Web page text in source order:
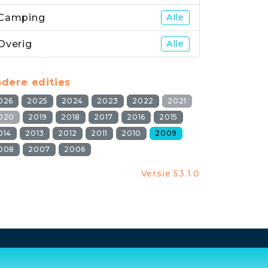
Alle
Alle
edities
2025 2024 2023 2022
2021
2019 2018 2017 2016
2015
2013 2012 2011 2010
2009
2007 2006
Versie 53.1.0